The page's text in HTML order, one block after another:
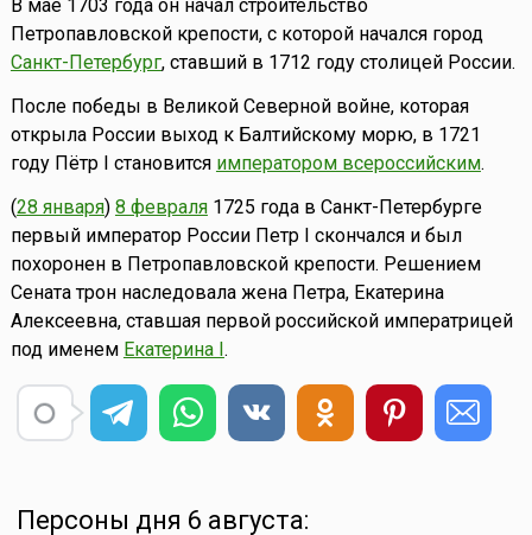
В мае 1703 года он начал строительство
Петропавловской крепости, c которой начался город
Санкт-Петербург, ставший в 1712 году столицей России.
После победы в Великой Северной войне, которая
открыла России выход к Балтийскому морю, в 1721
году Пётр I становится императором всероссийским.
(28 января) 8 февраля1725 года в Санкт-Петербурге
первый император России Петр I скончался и был
похоронен в Петропавловской крепости. Решением
Сената трон наследовала жена Петра, Екатерина
Алексеевна, ставшая первой российской императрицей
под именем Екатерина I .
Персоны дня 6 августа: